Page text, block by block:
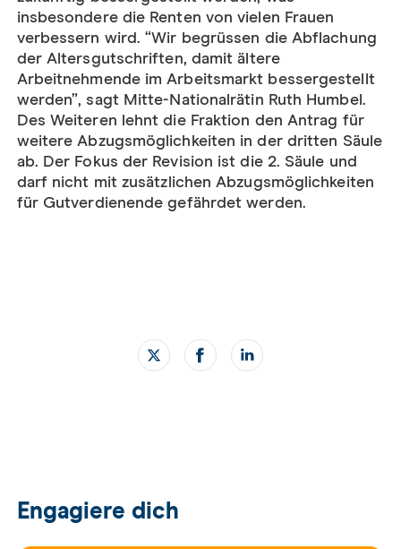
insbesondere die Renten von vielen Frauen
verbessern wird. “Wir begrüssen die Abflachung
der Altersgutschriften, damit ältere
Arbeitnehmende im Arbeitsmarkt bessergestellt
werden”, sagt Mitte-Nationalrätin Ruth Humbel.
Des Weiteren lehnt die Fraktion den Antrag für
weitere Abzugsmöglichkeiten in der dritten Säule
ab. Der Fokus der Revision ist die 2. Säule und
darf nicht mit zusätzlichen Abzugsmöglichkeiten
für Gutverdienende gefährdet werden.
Engagiere dich